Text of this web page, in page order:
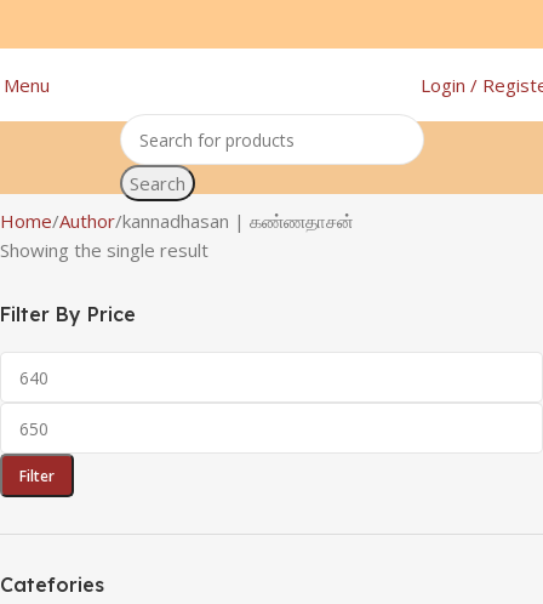
Menu Login /
Search
Home Author kannadhasan | கண்ணதாசன்
Showing the single result
Filter By Price
Filter
Catefories